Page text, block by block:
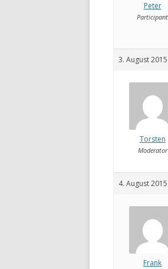
Peter
Participant
3. August
Torsten
Moderator
4. August
Frank